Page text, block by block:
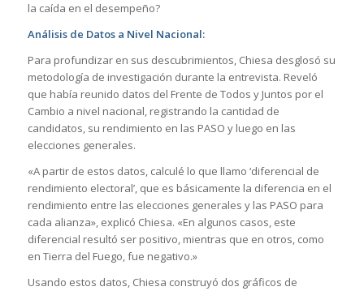
la caída en el desempeño?
Análisis de Datos a Nivel Nacional:
Para profundizar en sus descubrimientos, Chiesa desglosó su
metodología de investigación durante la entrevista. Reveló
que había reunido datos del Frente de Todos y Juntos por el
Cambio a nivel nacional, registrando la cantidad de
candidatos, su rendimiento en las PASO y luego en las
elecciones generales.
«A partir de estos datos, calculé lo que llamo ‘diferencial de
rendimiento electoral’, que es básicamente la diferencia en el
rendimiento entre las elecciones generales y las PASO para
cada alianza», explicó Chiesa. «En algunos casos, este
diferencial resultó ser positivo, mientras que en otros, como
en Tierra del Fuego, fue negativo.»
Usando estos datos, Chiesa construyó dos gráficos de